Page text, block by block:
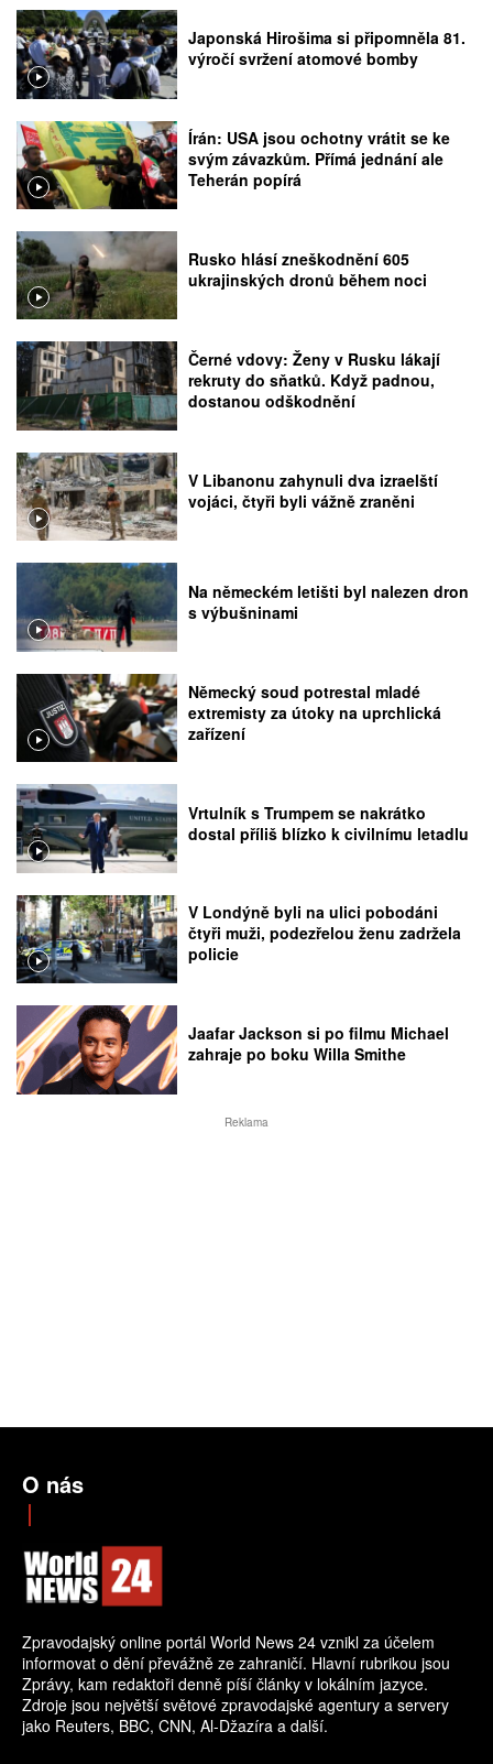
Japonská Hirošima si připomněla 81.
výročí svržení atomové bomby
Írán: USA jsou ochotny vrátit se ke
svým závazkům. Přímá jednání ale
Teherán popírá
Rusko hlásí zneškodnění 605
ukrajinských dronů během noci
Černé vdovy: Ženy v Rusku lákají
rekruty do sňatků. Když padnou,
dostanou odškodnění
V Libanonu zahynuli dva izraelští
vojáci, čtyři byli vážně zraněni
Na německém letišti byl nalezen dron
s výbušninami
Německý soud potrestal mladé
extremisty za útoky na uprchlická
zařízení
Vrtulník s Trumpem se nakrátko
dostal příliš blízko k civilnímu letadlu
V Londýně byli na ulici pobodáni
čtyři muži, podezřelou ženu zadržela
policie
Jaafar Jackson si po filmu Michael
zahraje po boku Willa Smithe
Reklama
O nás
Zpravodajský online portál World News 24 vznikl za účelem
informovat o dění převážně ze zahraničí. Hlavní rubrikou jsou
Zprávy, kam redaktoři denně píší články v lokálním jazyce.
Zdroje jsou největší světové zpravodajské agentury a servery
jako Reuters, BBC, CNN, Al-Džazíra a další.